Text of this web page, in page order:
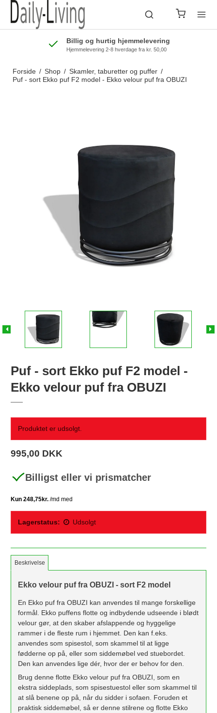
Billig og hurtig hjemmelevering
Hjemmelevering 2-8 hverdage fra kr. 50,00
Forside / Shop / Skamler, taburetter og puffer /
Puf - sort Ekko puf F2 model - Ekko velour puf fra OBUZI
Puf - sort Ekko puf F2 model -
Ekko velour puf fra OBUZI
Produktet er udsolgt.
995,00 DKK
Billigst eller vi prismatcher
Lagerstatus: Udsolgt
Beskrivelse
Ekko velour puf fra OBUZI - sort F2 model
En Ekko puf fra OBUZI kan anvendes til mange forskellige
formål. Ekko puffens flotte og indbydende udseende i blødt
velour gør, at den skaber afslappende og hyggelige
rammer i de fleste rum i hjemmet. Den kan f.eks.
anvendes som spisestol, som skammel til at ligge
fødderne op på, eller som siddemøbel ved stuebordet.
Den kan anvendes lige dér, hvor der er behov for den.
Brug denne flotte Ekko velour puf fra OBUZI, som en
ekstra siddeplads, som spisestuestol eller som skammel til
at slå benene op på, når du sidder i sofaen. Foruden et
praktisk siddemøbel, så er denne stilrene og flotte Ekko